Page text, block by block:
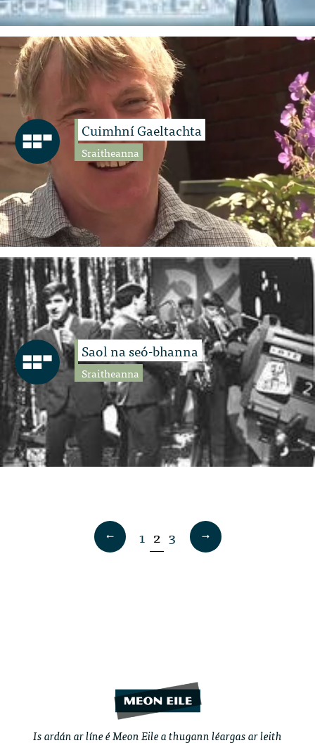
Cuimhní Gaeltachta
Sraitheanna
Saol na seó-bhanna
Sraitheanna
1 2 3
Is ardán ar líne é Meon Eile a thugann léargas ar leith